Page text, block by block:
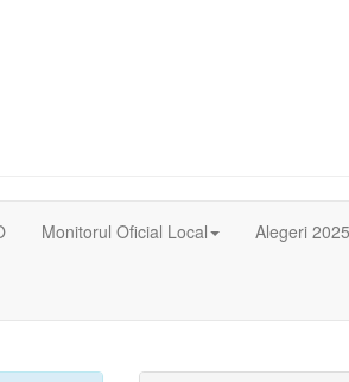
Monitorul Oficial Local Alegeri 2025